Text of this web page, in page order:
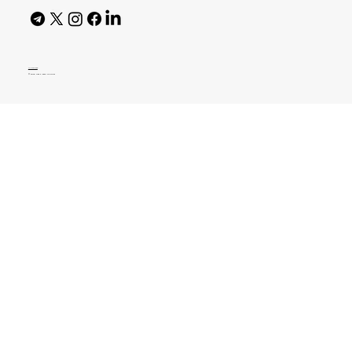
AI Policy
© 2026 High Bar Journal